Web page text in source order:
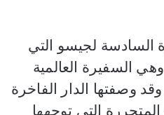
السادسة لجيسو التي
السفيرة العالمية
منذ مارس 2021 ، وقد وصفتها الدار الفاخرة
المتحررة التي توجهها